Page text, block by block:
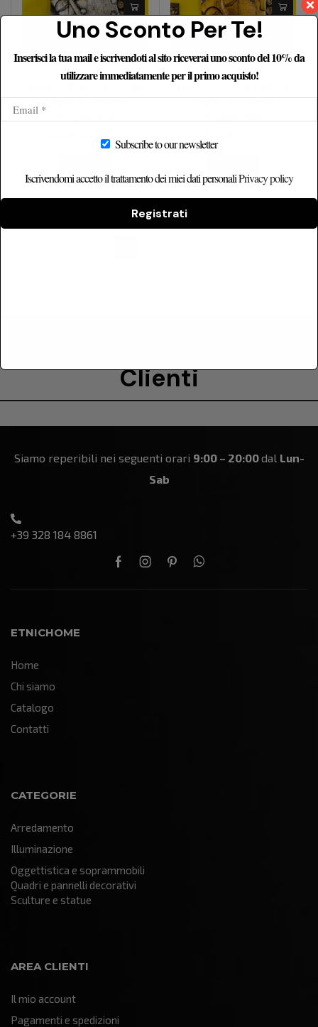
Legno In Rilievo
Quadro Etnico Buddha
Legno In Rilievo
Clienti
Siamo reperibili nei seguenti orari 9:00 – 20:00dal Lun-
Sab
+39 328 184 8861
ETNICHOME
Home
Chi siamo
Catalogo
Contatti
CATEGORIE
Arredamento
Illuminazione
Oggettistica e soprammobili
Quadri e pannelli decorativi
Sculture e statue
AREA CLIENTI
Il mio account
Pagamenti e spedizioni
Uno Sconto Per Te!
Inserisci la tua mail e iscrivendoti al sito riceverai uno sconto del 10% da
utilizzare immediatamente per il primo acquisto!
Subscribe to our newsletter
Iscrivendomi accetto il trattamento dei miei dati personaliPrivacy policy
Registrati